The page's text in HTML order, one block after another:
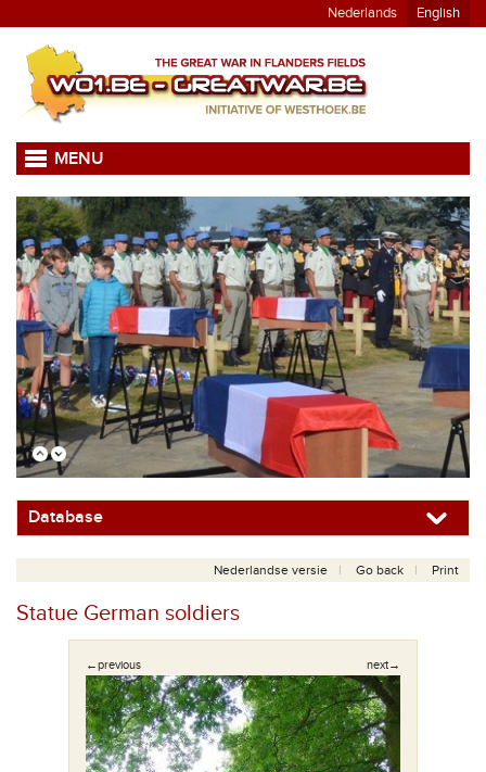
Nederlands English
MENU
Database
Nederlandse versie Go back Print
Statue German soldiers
←previous next→